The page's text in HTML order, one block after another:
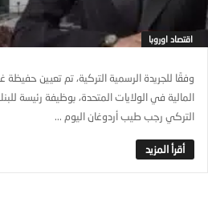
اقتصاد اوروبا
وفقًا للجريدة الرسمية التركية، تم تعيين حفيظة
المالية في الولايات المتحدة، بوظيفة رئيسة
التركي رجب طيب أردوغان اليوم ...